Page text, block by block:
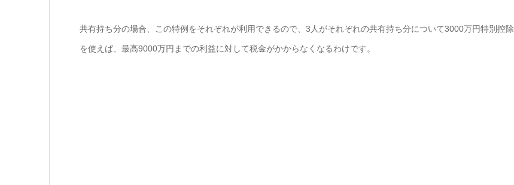
共有持ち分の場合、この特例をそれぞれが利用できるので、3人がそれぞれの共有持ち分について3000万円特別控除
を使えば、最高9000万円までの利益に対して税金がかからなくなるわけです。